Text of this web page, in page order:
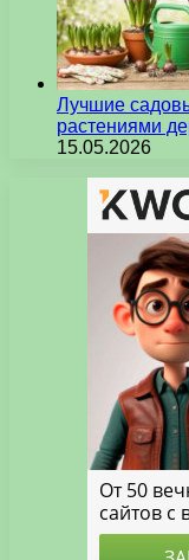
Лучшие
растениями
15.05.2026